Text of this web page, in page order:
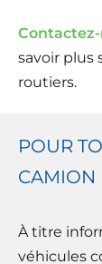
savoir plus
routiers.
POUR
CAMION
À titre
véhicules